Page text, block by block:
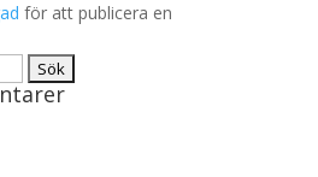
för att publicera en